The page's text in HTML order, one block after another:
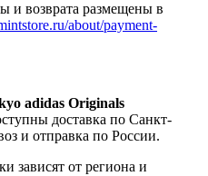
и возврата размещены в
about/payment-
adidas Originals
доставка по Санкт-
и отправка по России.
зависят от региона и